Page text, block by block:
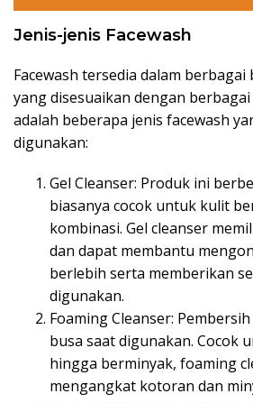
Jenis-jenis Facewash
Facewash tersedia dalam
yang disesuaikan dengan
adalah beberapa jenis facewash
digunakan:
Gel Cleanser: Produk ini
biasanya cocok untuk kulit
kombinasi. Gel cleanser
dan dapat membantu
berlebih serta memberikan
digunakan.
Foaming Cleanser:
busa saat digunakan. Cocok
hingga berminyak, foaming
mengangkat kotoran dan